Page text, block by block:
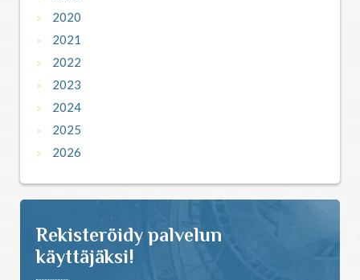
2020
2021
2022
2023
2024
2025
2026
Rekisteröidy palvelun
käyttäjäksi!